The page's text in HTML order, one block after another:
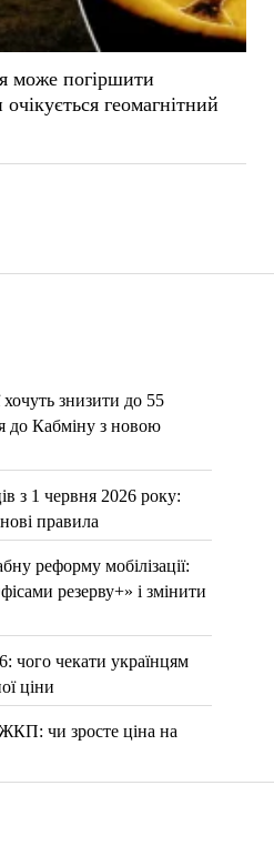
хочуть знизити до 55
до Кабміну з новою
з 1 червня 2026 року:
правила
реформу мобілізації:
резерву+» і змінити
чого чекати українцям
ціни
чи зросте ціна на
може погіршити
геомагнітний